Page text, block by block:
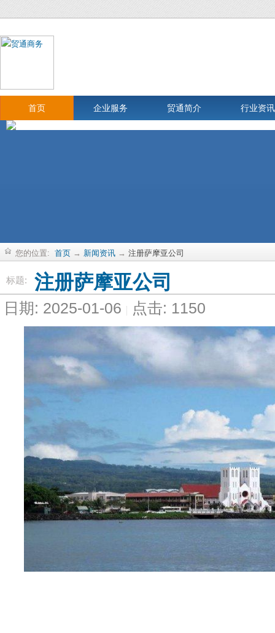
首页 企业服务 贸通简介 行业资讯
您的位置: 首页 → 新闻资讯 → 注册萨摩亚公司
标题: 注册萨摩亚公司
日期: 2025-01-06 点击: 1150